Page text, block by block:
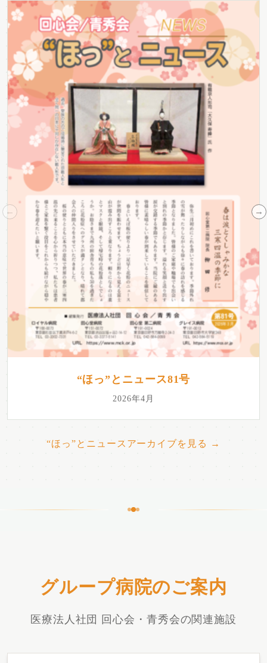
“ほっ”とニュース81号
2026年4月
“ほっ”とニュースアーカイブを見る →
グループ病院のご案内
医療法人社団 回心会・青秀会の関連施設